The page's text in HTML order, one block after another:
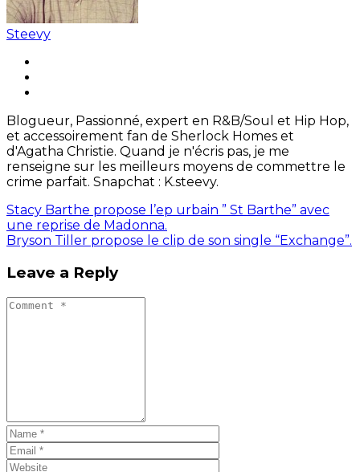
Steevy
Blogueur, Passionné, expert en R&B/Soul et Hip Hop,
et accessoirement fan de Sherlock Homes et
d'Agatha Christie. Quand je n'écris pas, je me
renseigne sur les meilleurs moyens de commettre le
crime parfait. Snapchat : K.steevy.
Stacy Barthe propose l’ep urbain ” St Barthe” avec
une reprise de Madonna.
Bryson Tiller propose le clip de son single “Exchange”.
Leave a Reply